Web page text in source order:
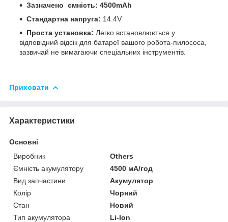
Зазначено ємність: 4500mAh
Стандартна напруга: 14.4V
Проста установка: Легко встановлюється у
відповідний відсік для батареї вашого робота-пилососа,
зазвичай не вимагаючи спеціальних інструментів.
Приховати
Характеристики
Основні
Виробник
Others
Ємність акумулятору
4500 мА/год
Вид запчастини
Акумулятор
Колір
Чорний
Стан
Новий
Тип акумулятора
Li-Ion